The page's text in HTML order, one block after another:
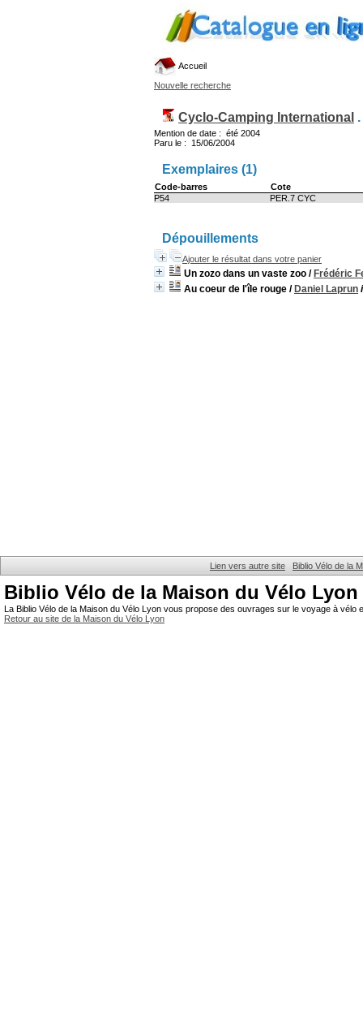
Accueil
Nouvelle recherche
Cyclo-Camping International .
Mention de date : été 2004
Paru le : 15/06/2004
Exemplaires (1)
Code-barres
Cote
P54
PER.7 CYC
Dépouillements
Ajouter le résultat dans votre panier
Un zozo dans un vaste zoo / Frédéric
Au coeur de l'île rouge / Daniel Laprun
Lien vers autre site Biblio Vélo de la
Biblio Vélo de la Maison du Vélo Lyon
La Biblio Vélo de la Maison du Vélo Lyon vous propose des ouvrages sur le voyage à
Retour au site de la Maison du Vélo Lyon